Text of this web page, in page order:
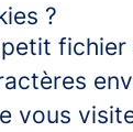
?
vous